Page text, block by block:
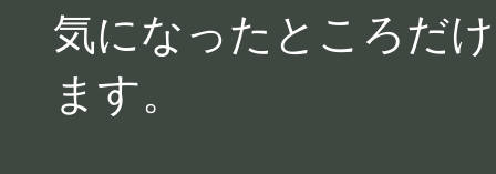
気になったところだ
ます。